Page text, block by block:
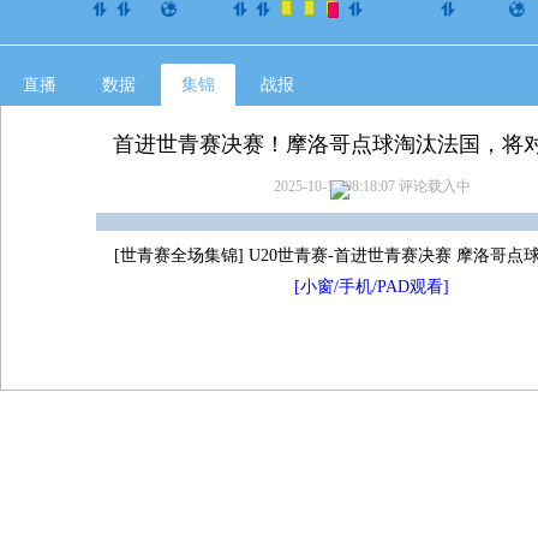
直播 数据 集锦 战报
首进世青赛决赛！摩洛哥点球淘汰法国，将
2025-10-16 08:18:07 评论载入中
[世青赛全场集锦] U20世青赛-首进世青赛决赛 摩洛哥点
[小窗/手机/PAD观看]